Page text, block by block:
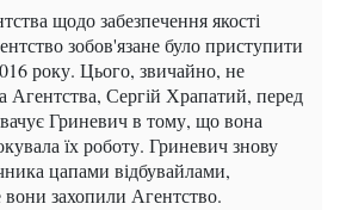
щодо забезпечення якості
зобов'язане було приступити
року. Цього, звичайно, не
Агентства, Сергій Храпатий, перед
Гриневич в тому, що вона
їх роботу. Гриневич знову
цапами відбувайлами,
захопили Агентство.